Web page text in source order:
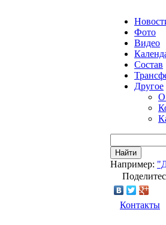
Фото
Видео
Состав
Другое
О
Найти
Например:
Контакты